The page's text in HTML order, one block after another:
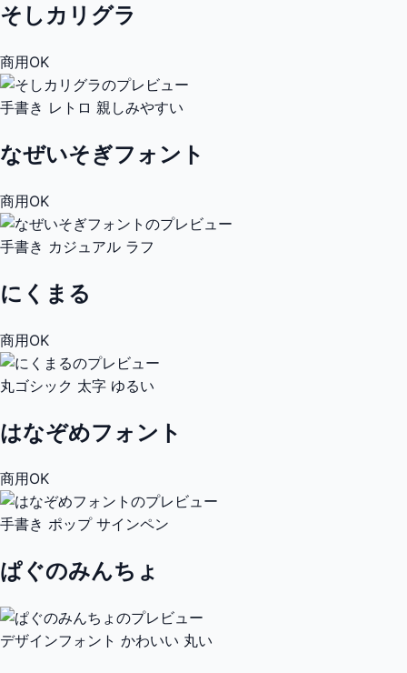
そしカリグラ
商用OK
手書き レトロ 親しみやすい
なぜいそぎフォント
商用OK
手書き カジュアル ラフ
にくまる
商用OK
丸ゴシック 太字 ゆるい
はなぞめフォント
商用OK
手書き ポップ サインペン
ぱぐのみんちょ
デザインフォント かわいい 丸い